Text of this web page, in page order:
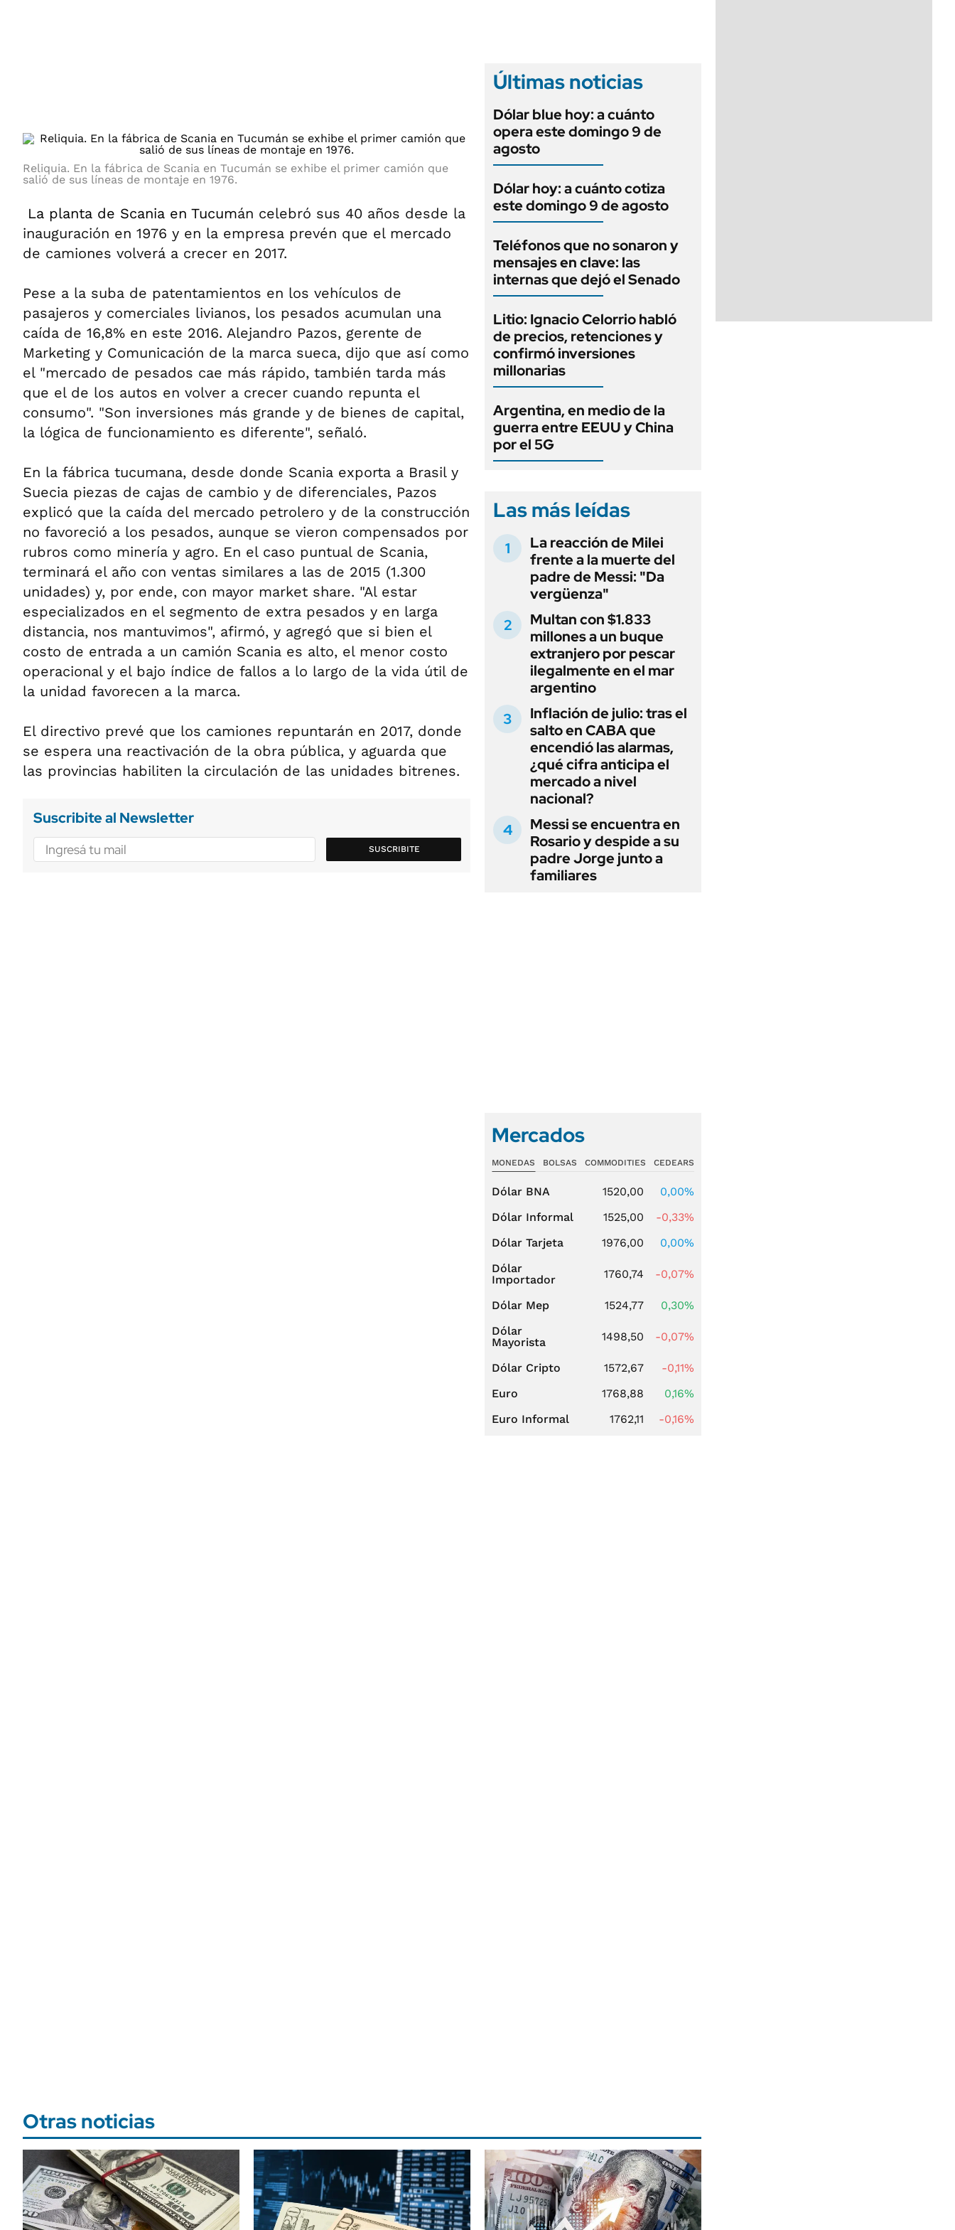
Reliquia. En la fábrica de Scania en Tucumán se exhibe el primer camión que
salió de sus líneas de montaje en 1976.
La planta de Scania en Tucumán celebró sus 40 años desde la
inauguración en 1976 y en la empresa prevén que el mercado
de camiones volverá a crecer en 2017.
Pese a la suba de patentamientos en los vehículos de
pasajeros y comerciales livianos, los pesados acumulan una
caída de 16,8% en este 2016. Alejandro Pazos, gerente de
Marketing y Comunicación de la marca sueca, dijo que así como
el "mercado de pesados cae más rápido, también tarda más
que el de los autos en volver a crecer cuando repunta el
consumo". "Son inversiones más grande y de bienes de capital,
la lógica de funcionamiento es diferente", señaló.
En la fábrica tucumana, desde donde Scania exporta a Brasil y
Suecia piezas de cajas de cambio y de diferenciales, Pazos
explicó que la caída del mercado petrolero y de la construcción
no favoreció a los pesados, aunque se vieron compensados por
rubros como minería y agro. En el caso puntual de Scania,
terminará el año con ventas similares a las de 2015 (1.300
unidades) y, por ende, con mayor market share. "Al estar
especializados en el segmento de extra pesados y en larga
distancia, nos mantuvimos", afirmó, y agregó que si bien el
costo de entrada a un camión Scania es alto, el menor costo
operacional y el bajo índice de fallos a lo largo de la vida útil de
la unidad favorecen a la marca.
El directivo prevé que los camiones repuntarán en 2017, donde
se espera una reactivación de la obra pública, y aguarda que
las provincias habiliten la circulación de las unidades bitrenes.
Suscribite al Newsletter
SUSCRIBITE
Últimas noticias
Dólar blue hoy: a cuánto
opera este domingo 9 de
agosto
Dólar hoy: a cuánto cotiza
este domingo 9 de agosto
Teléfonos que no sonaron y
mensajes en clave: las
internas que dejó el Senado
Litio: Ignacio Celorrio habló
de precios, retenciones y
confirmó inversiones
millonarias
Argentina, en medio de la
guerra entre EEUU y China
por el 5G
Las más leídas
La reacción de Milei
frente a la muerte del
padre de Messi: "Da
vergüenza"
Multan con $1.833
millones a un buque
extranjero por pescar
ilegalmente en el mar
argentino
Inflación de julio: tras el
salto en CABA que
encendió las alarmas,
¿qué cifra anticipa el
mercado a nivel
nacional?
Messi se encuentra en
Rosario y despide a su
padre Jorge junto a
familiares
Mercados
MONEDAS BOLSAS COMMODITIES CEDEARS
Dólar BNA 1520,00
0,00%
Dólar Informal
1525,00
-0,33%
Dólar Tarjeta
1976,00
0,00%
Dólar
Importador
1760,74 -0,07%
Dólar Mep 1524,77
0,30%
Dólar
Mayorista
1498,50 -0,07%
Dólar Cripto 1572,67
-0,11%
Euro
1768,88
0,16%
Euro Informal
1762,11 -0,16%
Otras noticias